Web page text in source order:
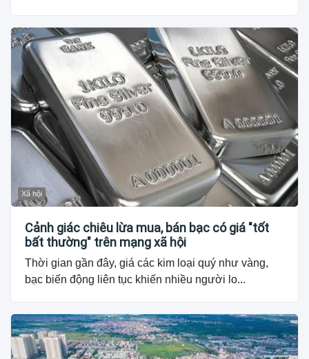
Xã hội
Cảnh giác chiêu lừa mua, bán bạc có giá "tốt
bất thường" trên mạng xã hội
Thời gian gần đây, giá các kim loại quý như vàng,
bạc biến động liên tục khiến nhiều người lo...